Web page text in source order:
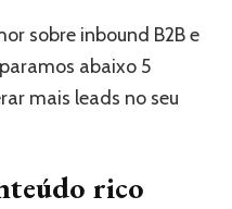
sobre inbound B2B e
abaixo 5
mais leads no seu
rico